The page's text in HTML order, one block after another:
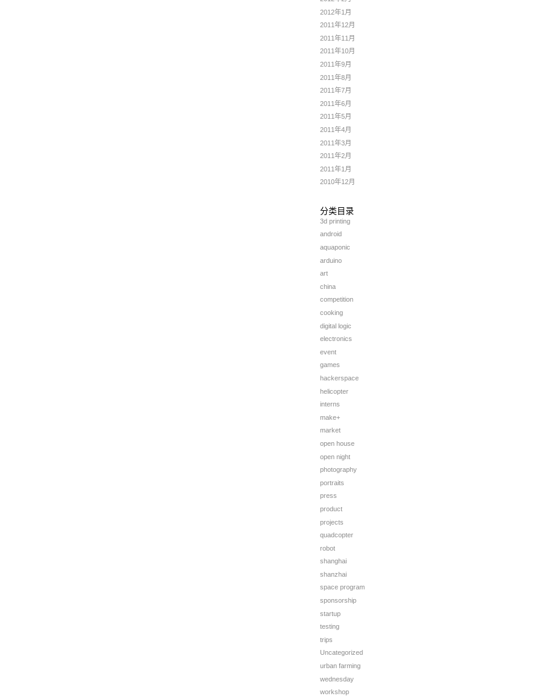
2012年1月
2011年12月
2011年11月
2011年10月
2011年9月
2011年8月
2011年7月
2011年6月
2011年5月
2011年4月
2011年3月
2011年2月
2011年1月
2010年12月
分类目录
3d printing
android
aquaponic
arduino
art
china
competition
cooking
digital logic
electronics
event
games
hackerspace
helicopter
interns
make+
market
open house
open night
photography
portraits
press
product
projects
quadcopter
robot
shanghai
shanzhai
space program
sponsorship
startup
testing
trips
Uncategorized
urban farming
wednesday
workshop